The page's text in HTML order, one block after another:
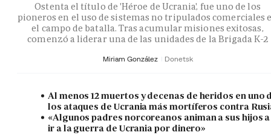
Ostenta el título de 'Héroe de Ucrania', fue uno de los
pioneros en el uso de sistemas no tripulados comerciales
el campo de batalla. Tras acumular misiones exitosas,
comenzó a liderar una de las unidades de la Brigada K-2
Miriam González Donetsk
Al menos 12 muertos y decenas de heridos en uno
los ataques de Ucrania más mortíferos contra
«Algunos padres norcoreanos animan a sus hijos a
ir a la guerra de Ucrania por dinero»